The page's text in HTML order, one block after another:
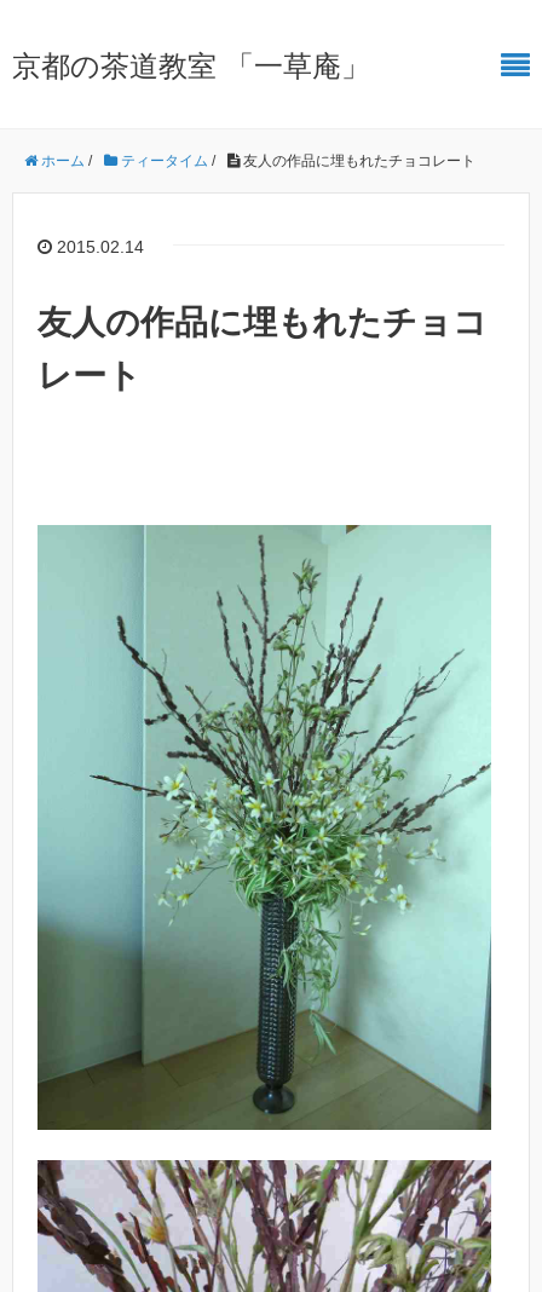
京都の茶道教室 「一草庵」
ホーム / ティータイム / 友人の作品に埋もれたチョコレート
2015.02.14
友人の作品に埋もれたチョコ
レート